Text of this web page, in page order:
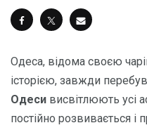
Одеса, відома своєю
історією, завжди
Одеси висвітлюють усі
постійно розвивається і